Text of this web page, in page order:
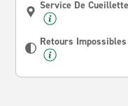
Service De
Retours